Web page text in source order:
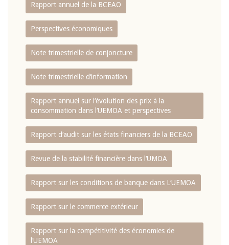
Rapport annuel de la BCEAO
Perspectives économiques
Note trimestrielle de conjoncture
Note trimestrielle d‘information
Rapport annuel sur l‘évolution des prix à la
consommation dans l‘UEMOA et perspectives
Rapport d‘audit sur les états financiers de la BCEAO
Revue de la stabilité financière dans l‘UMOA
Rapport sur les conditions de banque dans L‘UEMOA
Rapport sur le commerce extérieur
Rapport sur la compétitivité des économies de
l‘UEMOA